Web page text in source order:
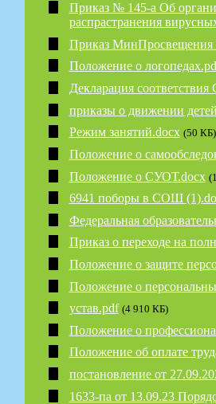
Приказ № 145-а Об
распрастранения
Приказ МинПросвещения
Положение о
Декларация
приказы о движении
Режим занятий.docx (50 КБ)
Положение о
Положение о СУОТ.docx
6941 поборы в СОШ
Федеральная
Приказ о переходе на
Положение о защите
Положение о
устав.pdf (4 910 КБ)
Положение о
Положение об оплате
постановление от
1633-па от 13.09.23